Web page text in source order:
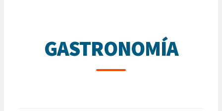
GASTRONOMÍA